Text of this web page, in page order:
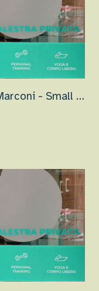
Your Personal Trainer Studio Marconi - Small Group